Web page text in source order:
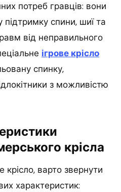
потреб гравців: вони
спини, шиї та
від неправильного
ігрове крісло
спинку,
з можливістю
крісла
варто звернути
характеристик: